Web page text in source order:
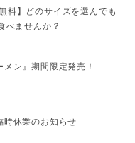
料】どのサイズを選んでも
べませんか？
ン』期間限定発売！
時休業のお知らせ